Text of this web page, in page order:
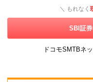
＼ もれなく
SBI証券
ドコモSMTBネ